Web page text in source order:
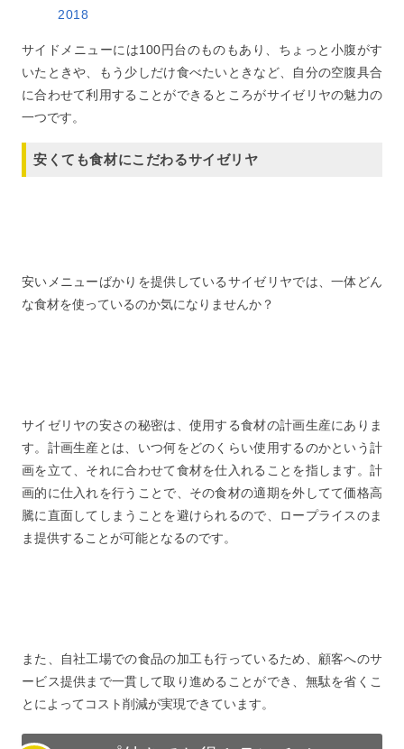
2018
サイドメニューには100円台のものもあり、ちょっと小腹がす
いたときや、もう少しだけ食べたいときなど、自分の空腹具合
に合わせて利用することができるところがサイゼリヤの魅力の
一つです。
安くても食材にこだわるサイゼリヤ
安いメニューばかりを提供しているサイゼリヤでは、一体どん
な食材を使っているのか気になりませんか？
サイゼリヤの安さの秘密は、使用する食材の計画生産にありま
す。計画生産とは、いつ何をどのくらい使用するのかという計
画を立て、それに合わせて食材を仕入れることを指します。計
画的に仕入れを行うことで、その食材の適期を外してて価格高
騰に直面してしまうことを避けられるので、ロープライスのま
ま提供することが可能となるのです。
また、自社工場での食品の加工も行っているため、顧客へのサ
ービス提供まで一貫して取り進めることができ、無駄を省くこ
とによってコスト削減が実現できています。